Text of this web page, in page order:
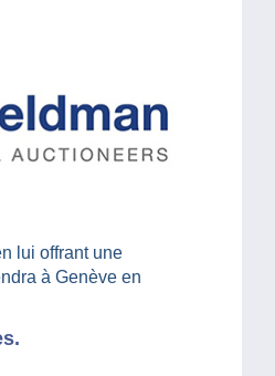
lui offrant une
à Genève en